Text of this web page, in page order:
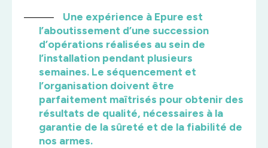
Une expérience à Epure est
l’aboutissement d’une succession
d’opérations réalisées au sein de
l’installation pendant plusieurs
semaines. Le séquencement et
l’organisation doivent être
parfaitement maîtrisés pour obtenir des
résultats de qualité, nécessaires à la
garantie de la sûreté et de la fiabilité de
nos armes.